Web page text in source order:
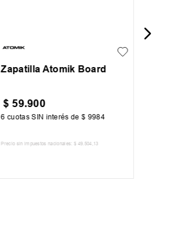
Zapatilla Atomik Board
$ 59.900
6 cuotas SIN interés de$ 9984
Precio sin impuestos nacionales: $ 49 504 13